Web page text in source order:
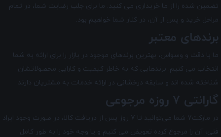
تضمین شده را از ما خریداری می کنید. ما برای جلب رضایت شما، در تمام
مراحل خرید و پس از آن، در کنار شما خواهیم بود.
برندهای معتبر
ما با دقت و وسواس، بهترین برندهای موجود در بازار را برای ارائه به شما
انتخاب می کنیم. برندهایی که به خاطر کیفیت و کارایی محصولاتشان
شناخته شده اند و سابقه درخشانی در ارائه خدمات به مشتریان دارند.
گارانتی 7 روزه مرجوعی
در مارکت7 شما می‌توانید تا 7 روز پس از دریافت کالا، در صورت وجود ایراد
فنی، آن را مرجوع کرده تعویض می کنیم و یا وجه خود را به طور کامل